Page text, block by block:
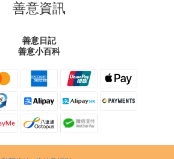
善意資訊
善意日記
善意小百科